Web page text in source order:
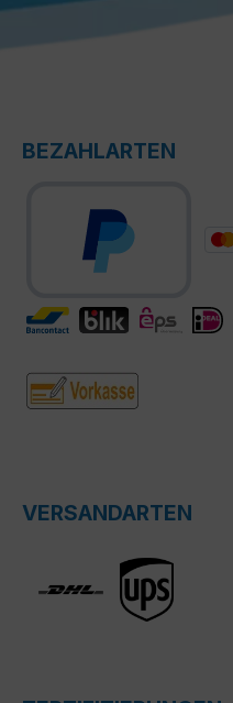
BEZAHLARTEN
VERSANDARTEN